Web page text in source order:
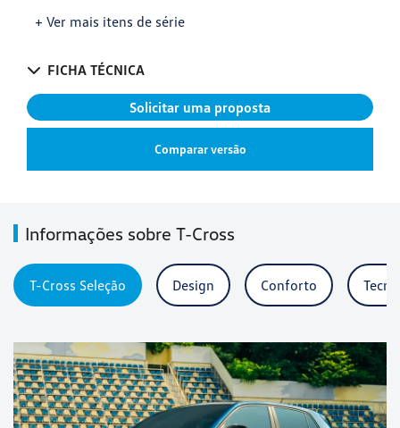
+ Ver mais itens de série
FICHA TÉCNICA
Solicitar uma proposta
Comparar versão
Informações sobre T-Cross
T-Cross Seleção Design Conforto